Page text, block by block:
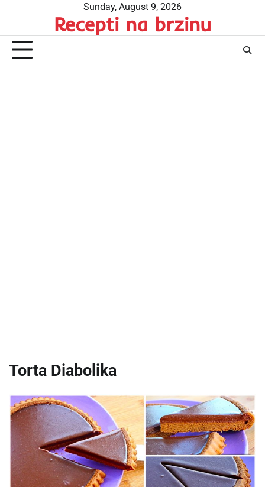
content
Sunday, August 9, 2026
Recepti na brzinu
Torta Diabolika